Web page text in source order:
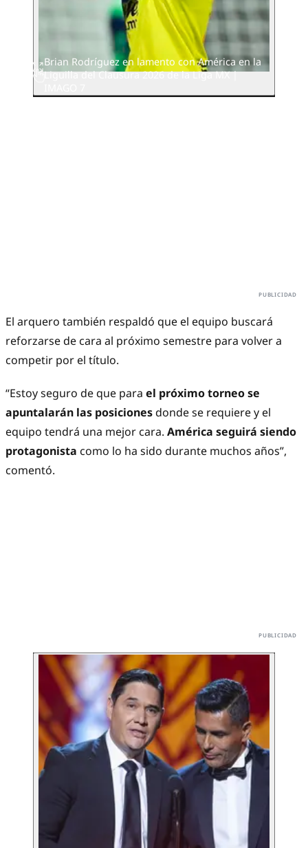
Brian Rodríguez en lamento con América en la
Liguilla del Clausura 2026 de la Liga MX |
El arquero también respaldó que el equipo buscará
reforzarse de cara al próximo semestre para volver a
competir por el título.
“Estoy seguro de que para el próximo torneo se
apuntalarán las posicionesdonde se requiere y el
equipo tendrá una mejor cara. América seguirá siendo
protagonista como lo ha sido durante muchos años”,
comentó.